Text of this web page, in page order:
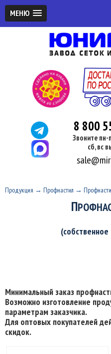
МЕНЮ
8 800
Звоните пн-
сб, вс
Продукция → Профнастил →
П
Минимальный заказ
Возможно изготовление
параметрам заказчика.
Для оптовых покупателей
скидок.